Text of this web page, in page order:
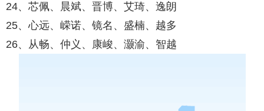
24、芯佩、晨斌、晋博、艾琦、逸朗
25、心远、嵘诺、镜名、盛楠、越多
26、从畅、仲义、康峻、灏渝、智越